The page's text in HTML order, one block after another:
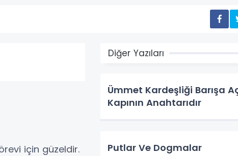
için güzeldir.
Diğer Yazıları
Ümmet Kardeşliği Barışa
Kapının Anahtarıdır
Putlar Ve Dogmalar